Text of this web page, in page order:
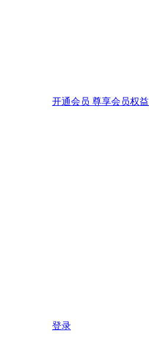
开通会员 尊享会员权益
登录